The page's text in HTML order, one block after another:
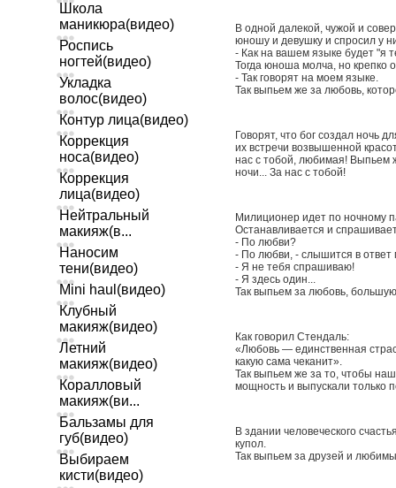
Школа
маникюра(видео)
Роспись
ногтей(видео)
Укладка
волос(видео)
Контур лица(видео)
Коррекция
носа(видео)
Коррекция
лица(видео)
Нейтральный
макияж(в...
Наносим
тени(видео)
Mini haul(видео)
Клубный
макияж(видео)
Летний
макияж(видео)
Коралловый
макияж(ви...
Бальзамы для
губ(видео)
Выбираем
кисти(видео)
В одной далекой, чужой и
юношу и девушку и спросил у
- Как на вашем языке будет "я
Тогда юноша молча, но крепко
- Так говорят на моем языке.
Так выпьем же за любовь,
Говорят, что бог создал ночь
их встречи возвышенной
нас с тобой, любимая! Выпьем
ночи... За нас с тобой!
Милиционер идет по ночному
Останавливается и
- По любви?
- По любви, - слышится в ответ
- Я не тебя спрашиваю!
- Я здесь один...
Так выпьем за любовь,
Как говорил Стендаль:
«Любовь — единственная
какую сама чеканит».
Так выпьем же за то, чтобы
мощность и выпускaли только
В здании человеческого
купол.
Так выпьем за друзей и